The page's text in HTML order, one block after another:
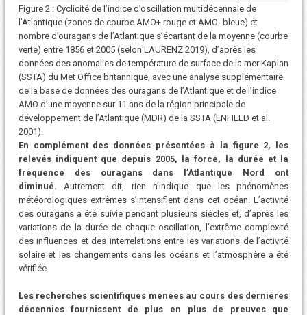
Figure 2 : Cyclicité de l’indice d’oscillation multidécennale de
l’Atlantique (zones de courbe AMO+ rouge et AMO- bleue) et
nombre d’ouragans de l’Atlantique s’écartant de la moyenne (courbe
verte) entre 1856 et 2005 (selon LAURENZ 2019), d’après les
données des anomalies de température de surface de la mer Kaplan
(SSTA) du Met Office britannique, avec une analyse supplémentaire
de la base de données des ouragans de l’Atlantique et de l’indice
AMO d’une moyenne sur 11 ans de la région principale de
développement de l’Atlantique (MDR) de la SSTA (ENFIELD et al.
2001).
En complément des données présentées à la figure 2, les
relevés indiquent que depuis 2005, la force, la durée et la
fréquence des ouragans dans l’Atlantique Nord ont
diminué. Autrement dit, rien n’indique que les phénomènes
météorologiques extrêmes s’intensifient dans cet océan. L’activité
des ouragans a été suivie pendant plusieurs siècles et, d’après les
variations de la durée de chaque oscillation, l’extrême complexité
des influences et des interrelations entre les variations de l’activité
solaire et les changements dans les océans et l’atmosphère a été
vérifiée.
Les recherches scientifiques menées au cours des dernières
décennies fournissent de plus en plus de preuves que